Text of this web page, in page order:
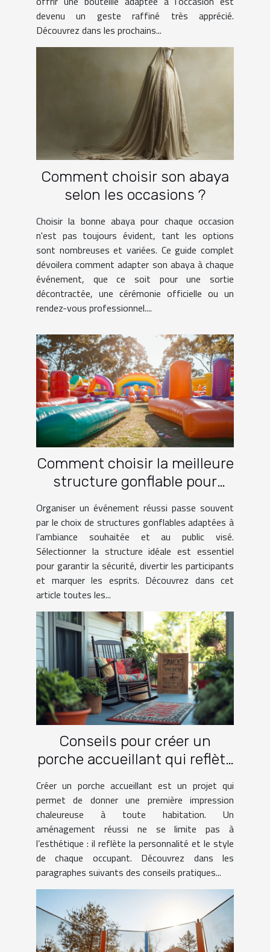
devenu un geste raffiné très apprécié.
Découvrez dans les prochains...
Comment choisir son abaya
selon les occasions ?
Choisir la bonne abaya pour chaque occasion
n'est pas toujours évident, tant les options
sont nombreuses et variées. Ce guide complet
dévoilera comment adapter son abaya à chaque
événement, que ce soit pour une sortie
décontractée, une cérémonie officielle ou un
rendez-vous professionnel....
Comment choisir la meilleure
structure gonflable pour
votre événement ?
Organiser un événement réussi passe souvent
par le choix de structures gonflables adaptées à
l’ambiance souhaitée et au public visé.
Sélectionner la structure idéale est essentiel
pour garantir la sécurité, divertir les participants
et marquer les esprits. Découvrez dans cet
article toutes les...
Conseils pour créer un
porche accueillant qui reflète
Créer un porche accueillant est un projet qui
permet de donner une première impression
chaleureuse à toute habitation. Un
aménagement réussi ne se limite pas à
l’esthétique : il reflète la personnalité et le style
de chaque occupant. Découvrez dans les
paragraphes suivants des conseils pratiques...